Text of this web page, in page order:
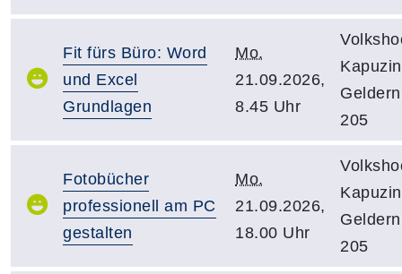
Fit fürs Büro: Word
und Excel
Grundlagen
Mo.
21.09.2026,
8.45 Uhr
205
Fotobücher
professionell am PC
gestalten
Mo.
21.09.2026,
18.00 Uhr
205